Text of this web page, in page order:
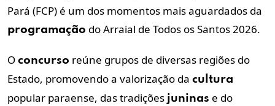
Pará (FCP) é um dos momentos mais aguardados da
programação do Arraial de Todos os Santos 2026.
O concurso reúne grupos de diversas regiões do
Estado, promovendo a valorização da cultura
popular paraense, das tradições juninas e do